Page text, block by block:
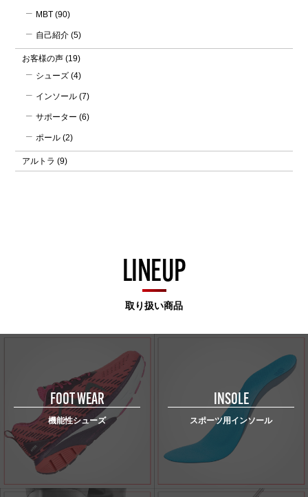
MBT (90)
自己紹介 (5)
お客様の声 (19)
シューズ (4)
インソール (7)
サポーター (6)
ポール (2)
アルトラ (9)
LINEUP
取り扱い商品
FOOT WEAR
機能性シューズ
INSOLE
スポーツ用インソール